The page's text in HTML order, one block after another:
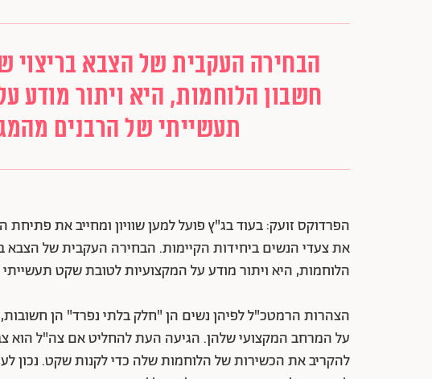
הבחירה העקבית של הצבא בריצוי
חשבון הלוחמות, היא ויתור מודע
תעשייתי של הרבנים
הפרדוקס זועק: בעוד בג"ץ פועל למען שוויון ומחייב את
את צעדי הנשים ביחידות הקיימות. הבחירה העקבית של הצבא
הלוחמות, היא ויתור מודע על המקצועיות לטובת שקט
הצהרות הרמטכ"ל לפיהן נשים הן "חלק בלתי נפרד" הן
על המרחב המקצועי שלהן. הגיעה העת להחליט אם צה"ל הוא
להקריב את הכשירות של הלוחמות שלה כדי לקנות שקט. נכון